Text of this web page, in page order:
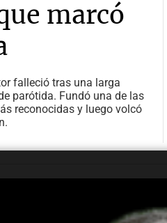
marcó
falleció tras una larga
parótida. Fundó una de las
reconocidas y luego volcó